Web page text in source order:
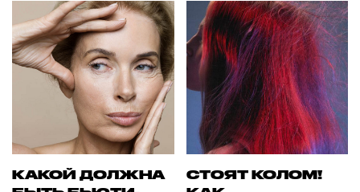
КАКОЙ ДОЛЖНА
СТОЯТ КОЛОМ!